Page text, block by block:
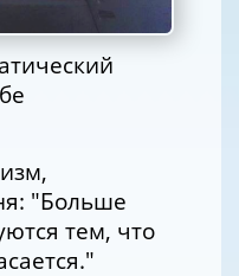
"Больше
тем, что